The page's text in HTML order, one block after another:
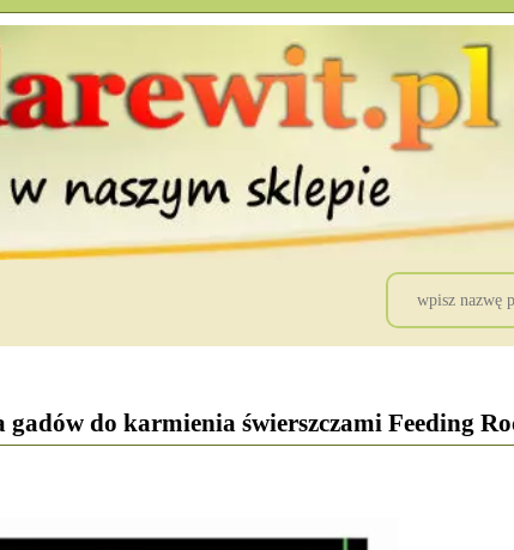
do karmienia świerszczami Feeding